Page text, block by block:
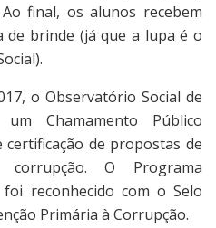
final, os alunos recebem
de brinde (já que a lupa é o
o Observatório Social de
Chamamento Público
de propostas de
O Programa
reconhecido com o Selo
Primária à Corrupção.